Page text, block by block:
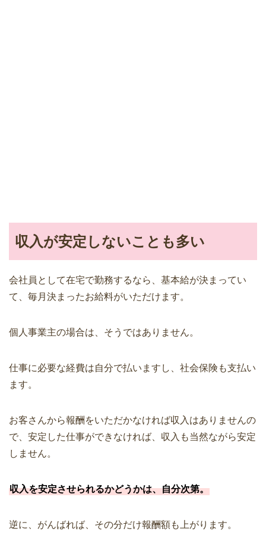
収入が安定しないことも多い
会社員として在宅で勤務するなら、基本給が決まってい
て、毎月決まったお給料がいただけます。
個人事業主の場合は、そうではありません。
仕事に必要な経費は自分で払いますし、社会保険も支払い
ます。
お客さんから報酬をいただかなければ収入はありませんの
で、安定した仕事ができなければ、収入も当然ながら安定
しません。
収入を安定させられるかどうかは、自分次第。
逆に、がんばれば、その分だけ報酬額も上がります。